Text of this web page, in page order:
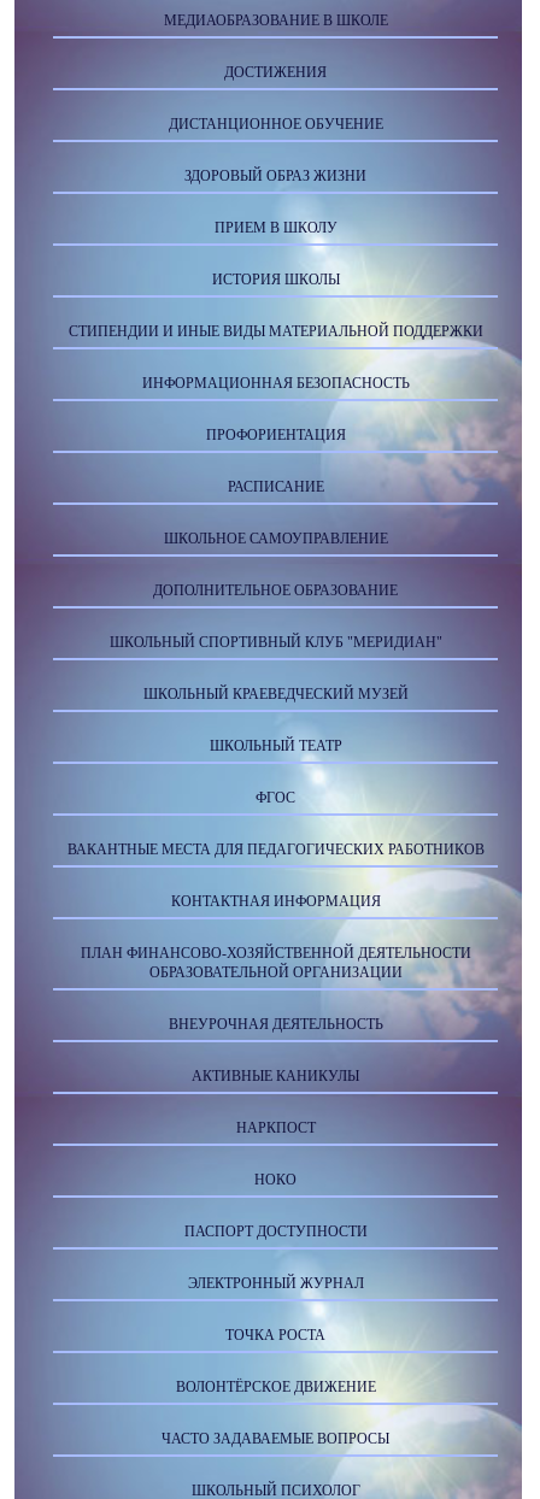
МЕДИАОБРАЗОВАНИЕ В ШКОЛЕ
ДОСТИЖЕНИЯ
ДИСТАНЦИОННОЕ ОБУЧЕНИЕ
ЗДОРОВЫЙ ОБРАЗ ЖИЗНИ
ПРИЕМ В ШКОЛУ
ИСТОРИЯ ШКОЛЫ
СТИПЕНДИИ И ИНЫЕ ВИДЫ МАТЕРИАЛЬНОЙ ПОДДЕРЖКИ
ИНФОРМАЦИОННАЯ БЕЗОПАСНОСТЬ
ПРОФОРИЕНТАЦИЯ
РАСПИСАНИЕ
ШКОЛЬНОЕ САМОУПРАВЛЕНИЕ
ДОПОЛНИТЕЛЬНОЕ ОБРАЗОВАНИЕ
ШКОЛЬНЫЙ СПОРТИВНЫЙ КЛУБ "МЕРИДИАН"
ШКОЛЬНЫЙ КРАЕВЕДЧЕСКИЙ МУЗЕЙ
ШКОЛЬНЫЙ ТЕАТР
ФГОС
ВАКАНТНЫЕ МЕСТА ДЛЯ ПЕДАГОГИЧЕСКИХ РАБОТНИКОВ
КОНТАКТНАЯ ИНФОРМАЦИЯ
ПЛАН ФИНАНСОВО-ХОЗЯЙСТВЕННОЙ ДЕЯТЕЛЬНОСТИ
ОБРАЗОВАТЕЛЬНОЙ ОРГАНИЗАЦИИ
ВНЕУРОЧНАЯ ДЕЯТЕЛЬНОСТЬ
АКТИВНЫЕ КАНИКУЛЫ
НАРКПОСТ
НОКО
ПАСПОРТ ДОСТУПНОСТИ
ЭЛЕКТРОННЫЙ ЖУРНАЛ
ТОЧКА РОСТА
ВОЛОНТЁРСКОЕ ДВИЖЕНИЕ
ЧАСТО ЗАДАВАЕМЫЕ ВОПРОСЫ
ШКОЛЬНЫЙ ПСИХОЛОГ